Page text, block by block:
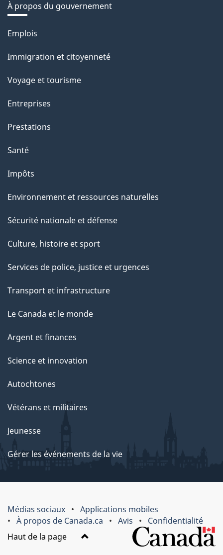
À propos du gouvernement
Thèmes
sujets
Emplois
Immigration et citoyenneté
Voyage et tourisme
Entreprises
Prestations
Santé
Impôts
Environnement et ressources naturelles
Sécurité nationale et défense
Culture, histoire et sport
Services de police, justice et urgences
Transport et infrastructure
Le Canada et le monde
Argent et finances
Science et innovation
Autochtones
Vétérans et militaires
Jeunesse
Gérer les événements de la vie
Médias sociaux
Applications mobiles
À propos de Canada.ca
Avis
Confidentialité
Haut de la page